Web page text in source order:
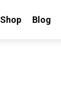
Shop Blog